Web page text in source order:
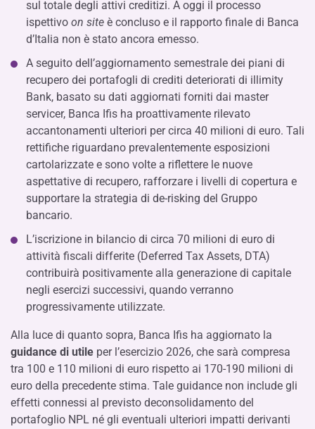
sul totale degli attivi creditizi. A oggi il processo
ispettivo on site è concluso e il rapporto finale di Banca
d’Italia non è stato ancora emesso.
A seguito dell’aggiornamento semestrale dei piani di
recupero dei portafogli di crediti deteriorati di illimity
Bank, basato su dati aggiornati forniti dai master
servicer, Banca Ifis ha proattivamente rilevato
accantonamenti ulteriori per circa 40 milioni di euro. Tali
rettifiche riguardano prevalentemente esposizioni
cartolarizzate e sono volte a riflettere le nuove
aspettative di recupero, rafforzare i livelli di copertura e
supportare la strategia di de-risking del Gruppo
bancario.
L’iscrizione in bilancio di circa 70 milioni di euro di
attività fiscali differite (Deferred Tax Assets, DTA)
contribuirà positivamente alla generazione di capitale
negli esercizi successivi, quando verranno
progressivamente utilizzate.
Alla luce di quanto sopra, Banca Ifis ha aggiornato la
guidance di utile per l’esercizio 2026, che sarà compresa
tra 100 e 110 milioni di euro rispetto ai 170-190 milioni di
euro della precedente stima. Tale guidance non include gli
effetti connessi al previsto deconsolidamento del
portafoglio NPL né gli eventuali ulteriori impatti derivanti